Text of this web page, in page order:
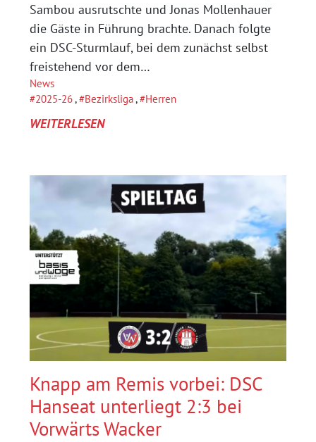
Sambou ausrutschte und Jonas Mollenhauer
die Gäste in Führung brachte. Danach folgte
ein DSC-Sturmlauf, bei dem zunächst selbst
freistehend vor dem…
News
2025-26, Bezirksliga, Herren
WEITERLESEN:
DUELL,
2.
SIEG:
DSC
HANSEAT
6
FINKENWERDER
1
Knapp am Remis vorbei: DSC
Hanseat unterliegt 2:3 bei
Vorwärts Wacker